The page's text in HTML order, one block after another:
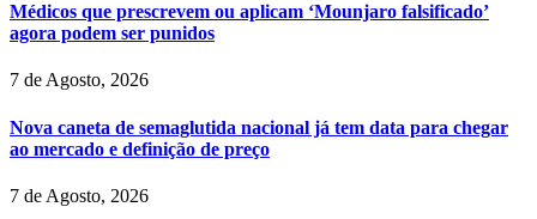
Médicos que prescrevem ou aplicam ‘Mounjaro falsificado’
agora podem ser punidos
7 de Agosto, 2026
Nova caneta de semaglutida nacional já tem data para chegar
ao mercado e definição de preço
7 de Agosto, 2026